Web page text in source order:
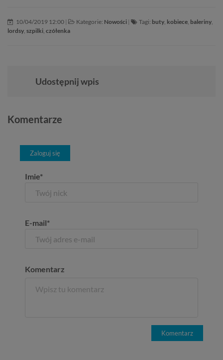
10/04/2019 12:00 | Kategorie: Nowości | Tagi: buty, kobiece, baleriny,
lordsy, szpilki, czółenka
Udostępnij wpis
Komentarze
Zaloguj się
Imie*
E-mail*
Komentarz
Komentarz